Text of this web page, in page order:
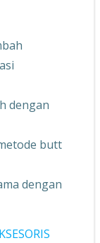
dengan
butt
dengan